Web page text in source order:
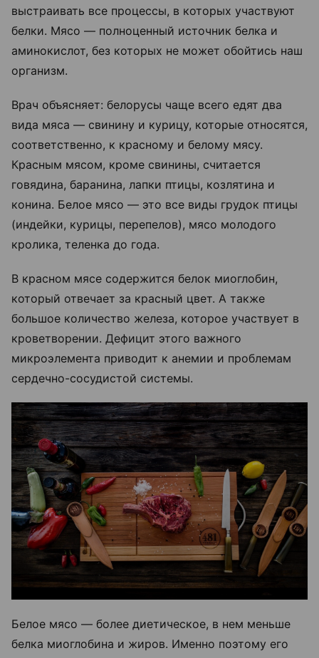
выстраивать все процессы, в которых участвуют
белки. Мясо — полноценный источник белка и
аминокислот, без которых не может обойтись наш
организм.
Врач объясняет: белорусы чаще всего едят два
вида мяса — свинину и курицу, которые относятся,
соответственно, к красному и белому мясу.
Красным мясом, кроме свинины, считается
говядина, баранина, лапки птицы, козлятина и
конина. Белое мясо — это все виды грудок птицы
(индейки, курицы, перепелов), мясо молодого
кролика, теленка до года.
В красном мясе содержится белок миоглобин,
который отвечает за красный цвет. А также
большое количество железа, которое участвует в
кроветворении. Дефицит этого важного
микроэлемента приводит к анемии и проблемам
сердечно-сосудистой системы.
Белое мясо — более диетическое, в нем меньше
белка миоглобина и жиров. Именно поэтому его